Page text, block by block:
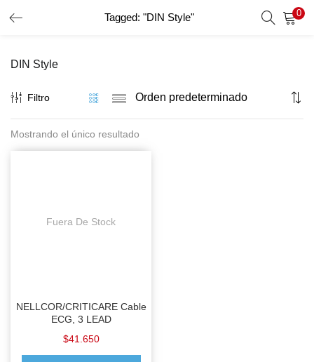
Tagged: "DIN Style" 0
INICIO DE SESIÓN
Introduzca su nombre de usuario y contraseña para iniciar
Recordar Datos
Recuperar Contraseña
DIN Style
Filtro
Mostrando el único resultado
Fuera De Stock
NELLCOR/CRITICARE Cable
ECG, 3 LEAD
$41.650